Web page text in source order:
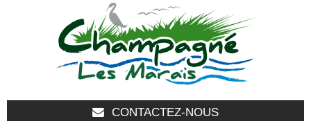
Aller au
contenu
principal
CONTACTEZ-NOUS